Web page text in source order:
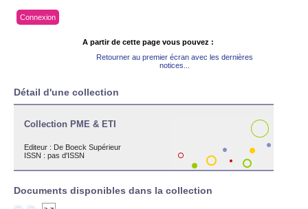
Connexion
A partir de cette page vous pouvez :
Retourner au premier écran avec les dernières
notices...
Détail d'une collection
Collection PME & ETI
Editeur : De Boeck Supérieur
ISSN : pas d'ISSN
Documents disponibles dans la collection